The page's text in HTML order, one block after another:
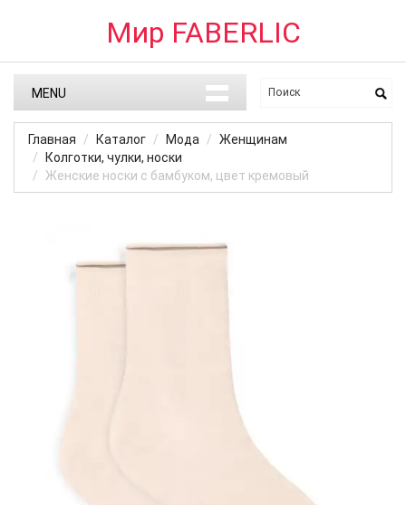
Мир FABERLIC
MENU
Главная Каталог Мода
Женщинам
Колготки, чулки, носки
Женские носки с бамбуком, цвет кремовый